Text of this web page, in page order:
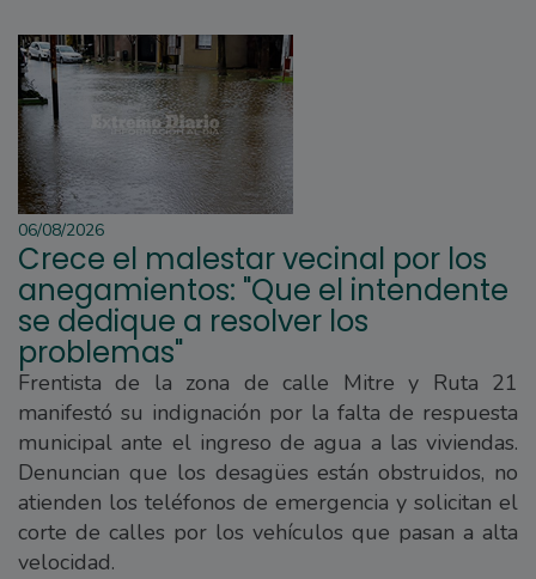
06/08/2026
Crece el malestar vecinal por los
anegamientos: "Que el intendente
se dedique a resolver los
problemas"
Frentista de la zona de calle Mitre y Ruta 21
manifestó su indignación por la falta de respuesta
municipal ante el ingreso de agua a las viviendas.
Denuncian que los desagües están obstruidos, no
atienden los teléfonos de emergencia y solicitan el
corte de calles por los vehículos que pasan a alta
velocidad.